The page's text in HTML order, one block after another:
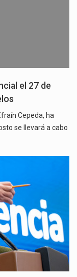
el 27 de
Cepeda, ha
se llevará a cabo